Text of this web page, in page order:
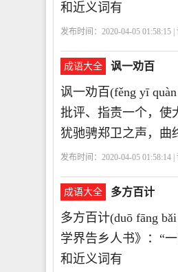
和近义词有
发布时间：2020-04-05 01:58:15 |
成语大全 讽一劝百
讽一劝百(fěng yī
批评、指责一个，使
犹驰骋郑卫之声，曲
发布时间：2020-04-05 01:58:14 |
成语大全 多方百计
多方百计(duō fāng
学界告乡人书》：“
和近义词有